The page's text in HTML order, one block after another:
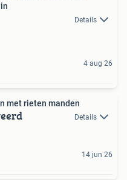
Details
4 aug 26
met rieten manden
Details
14 jun 26